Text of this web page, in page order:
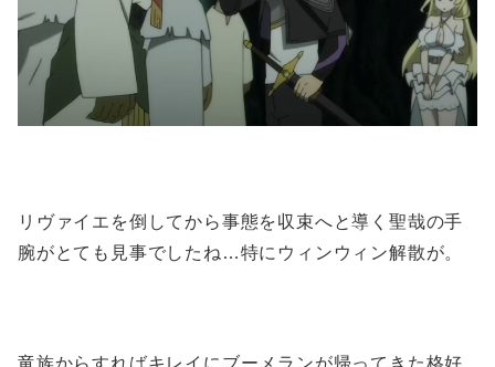
リヴァイエを倒してから事態を収束へと導く聖哉の手
腕がとても見事でしたね…特にウィンウィン解散が。